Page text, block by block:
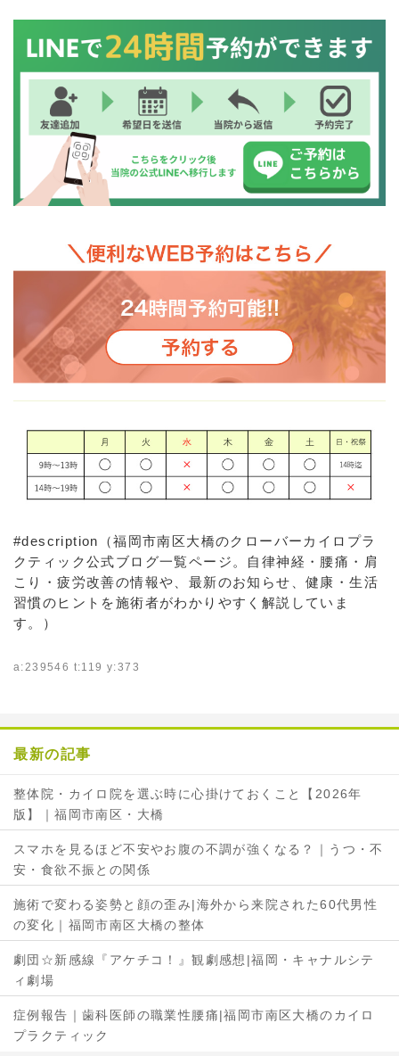
#description（福岡市南区大橋のクローバーカイロプラ
クティック公式ブログ一覧ページ。自律神経・腰痛・肩
こり・疲労改善の情報や、最新のお知らせ、健康・生活
習慣のヒントを施術者がわかりやすく解説していま
す。）
a:239546 t:119 y:373
最新の記事
整体院・カイロ院を選ぶ時に心掛けておくこと【2026年
版】｜福岡市南区・大橋
スマホを見るほど不安やお腹の不調が強くなる？｜うつ・不
安・食欲不振との関係
施術で変わる姿勢と顔の歪み|海外から来院された60代男性
の変化｜福岡市南区大橋の整体
劇団☆新感線『アケチコ！』観劇感想|福岡・キャナルシテ
ィ劇場
症例報告｜歯科医師の職業性腰痛|福岡市南区大橋のカイロ
プラクティック